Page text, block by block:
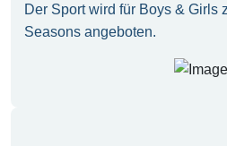
Der Sport wird für Boys & Girls
Seasons angeboten.